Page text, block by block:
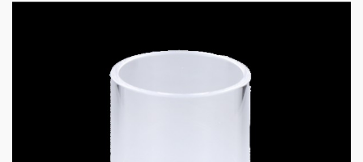
E-Mail: service@aspirecig.com
Gebrauchtsinformationen (BPZ):
Produkthinweise-PDF öffnen